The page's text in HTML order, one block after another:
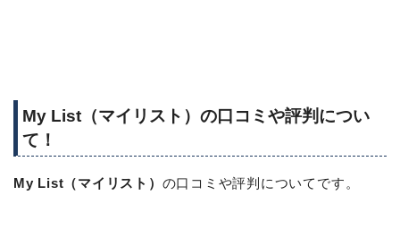
My List（マイリスト）の口コミや評判につい
て！
My List（マイリスト） の口コミや評判についてです。